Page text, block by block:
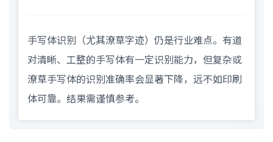
手写体识别（尤其潦草字迹）仍是行业难点。有道
对清晰、工整的手写体有一定识别能力，但复杂或
潦草手写体的识别准确率会显著下降，远不如印刷
体可靠。结果需谨慎参考。